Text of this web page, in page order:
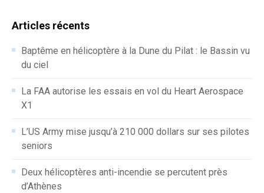
Articles récents
Baptême en hélicoptère à la Dune du Pilat : le Bassin vu
du ciel
La FAA autorise les essais en vol du Heart Aerospace
X1
L’US Army mise jusqu’à 210 000 dollars sur ses pilotes
seniors
Deux hélicoptères anti-incendie se percutent près
d’Athènes